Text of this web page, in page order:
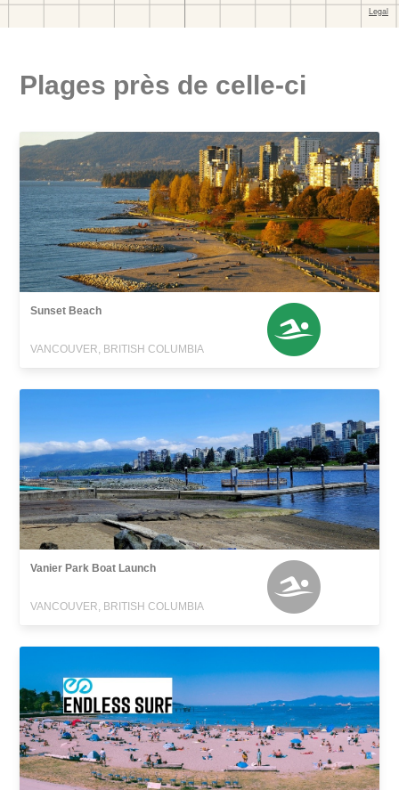
Plages près de celle-ci
Sunset Beach
VANCOUVER, BRITISH COLUMBIA
Vanier Park Boat Launch
VANCOUVER, BRITISH COLUMBIA